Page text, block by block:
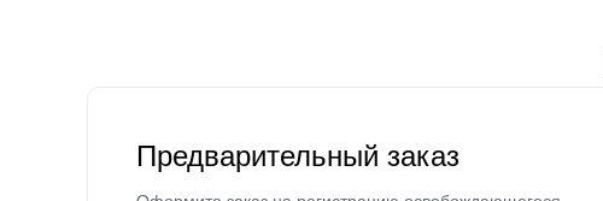
Предварительный заказ